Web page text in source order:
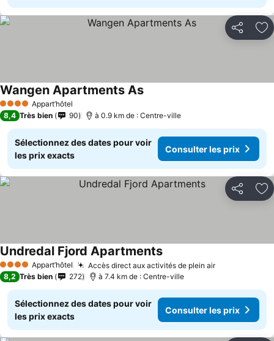
Partager
4 Étoiles Appart’hôtel
Wangen Apartments As
8,4 Très bien 90 à 0.9 km de : Centre-ville
Sélectionnez des dates pour voir
les prix exacts
Consulter les prix
Partager
4 Étoiles Appart’hôtel Accès direct aux activités de plein air
Undredal Fjord Apartments
8,2 Très bien 272 à 7.4 km de : Centre-ville
Sélectionnez des dates pour voir
les prix exacts
Consulter les prix